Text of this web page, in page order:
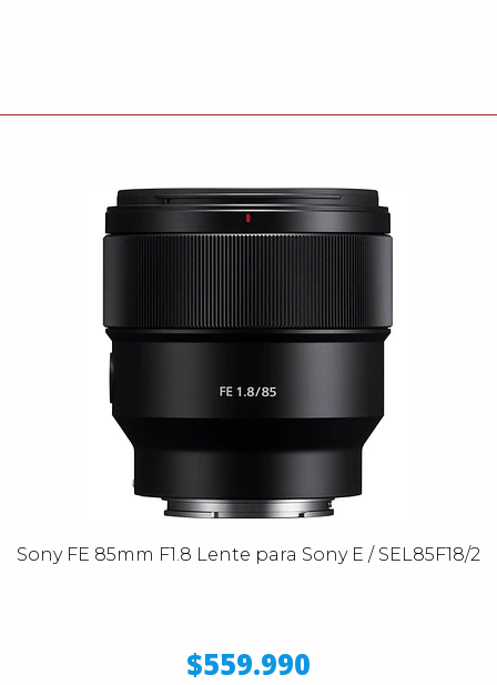
Sony FE 85mm F1.8 Lente para Sony E / SEL85F18/2
$559.990